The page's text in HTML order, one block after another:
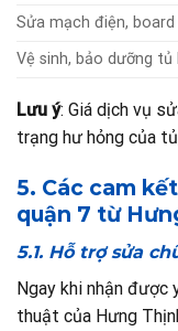
Sửa mạch điện,
Vệ sinh, bảo dưỡng tủ
Lưu ý: Giá dịch vụ
trạng hư hỏng của
5. Các cam
quận 7 từ
5.1. Hỗ trợ sửa
Ngay khi nhận được
thuật của Hưng